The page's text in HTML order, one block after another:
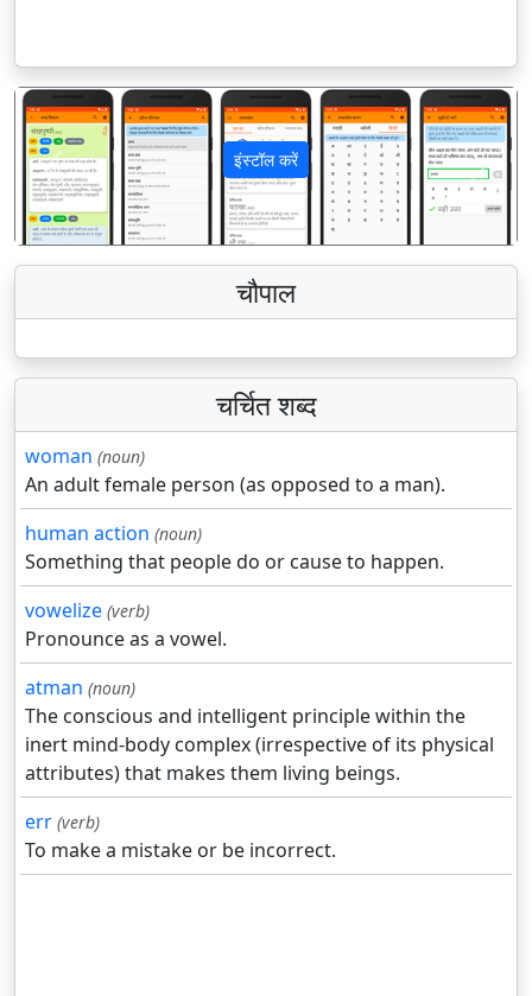
इंस्टॉल करें
पिछला अगला
चौपाल
चर्चित शब्द
woman (noun)
An adult female person (as opposed to a man).
human action (noun)
Something that people do or cause to happen.
vowelize (verb)
Pronounce as a vowel.
atman (noun)
The conscious and intelligent principle within the
inert mind-body complex (irrespective of its physical
attributes) that makes them living beings.
err (verb)
To make a mistake or be incorrect.